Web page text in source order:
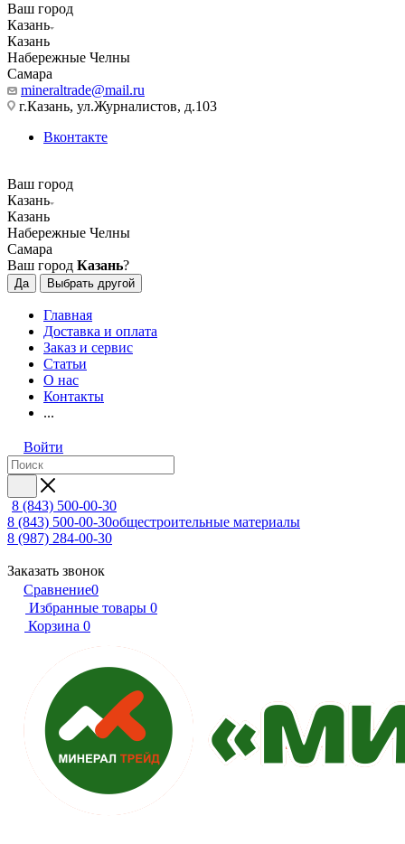
Ваш город
Казань
Казань
Набережные Челны
Самара
mineraltrade@mail.ru
г.Казань, ул.Журналистов, д.103
Вконтакте
Ваш город
Казань
Казань
Набережные Челны
Самара
Ваш город Казань?
Да Выбрать другой
Главная
Доставка и оплата
Заказ и сервис
Статьи
О нас
Контакты
...
Войти
8 (843) 500-00-30
8 (843) 500-00-30общестроительные материалы
8 (987) 284-00-30
Заказать звонок
Сравнение0
Избранные товары 0
Корзина 0